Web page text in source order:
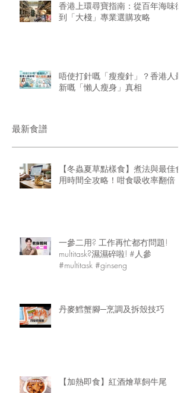
香港上環尋寶指南：從百年海味街
到「大棧」專業選購攻略
唔使打針嘅「瘦瘦針」？香港人最
新嘅「懶人瘦身」真相
最新食譜
【冬蟲夏草點樣食】煮法與最佳食
用時間全攻略！咁食吸收率翻倍
一參二用? 工作再忙都冇問題!
multitask?濕濕碎啦! #人參
#multitask #ginseng
丹麥鱈蟹腳─烹調及拆殼技巧
【加熱即食】紅酒燴草飼牛尾